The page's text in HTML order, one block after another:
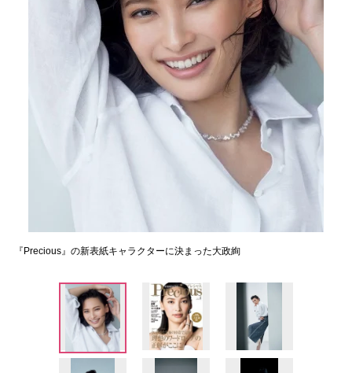
『Precious』の新表紙キャラクターに決まった大政絢